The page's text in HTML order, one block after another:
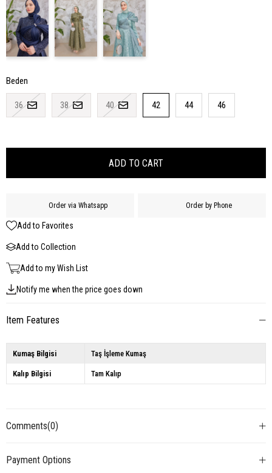
Beden
36 38 40 42 44 46
Order via Whatsapp Order by Phone
Add to Favorites
Add to Collection
Add to my Wish List
Notify me when the price goes down
Item Features
Kumaş Bilgisi Taş İşleme Kumaş
Kalıp Bilgisi Tam Kalıp
Comments(0)
Payment Options